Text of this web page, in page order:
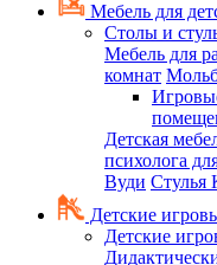
Мебель для
Столы и
Мебель для
комнат
Детская
психолога
Вуди Стулья
Детские
Детские